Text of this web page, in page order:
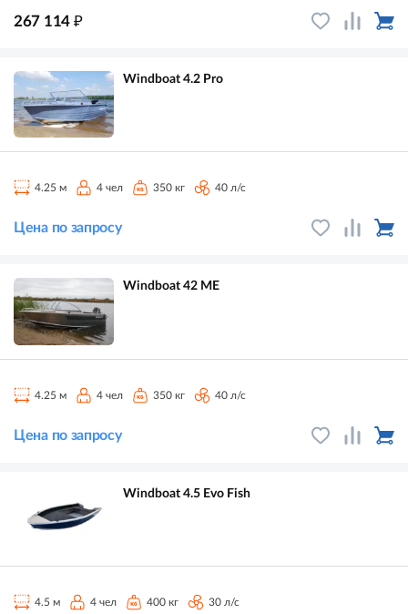
267 114 ₽
Windboat 4.2 Pro
4.25 м 4 чел 350 кг 40 л/с
Цена по запросу
Windboat 42 ME
4.25 м 4 чел 350 кг 40 л/с
Цена по запросу
Windboat 4.5 Evo Fish
4.5 м 4 чел 400 кг 30 л/с